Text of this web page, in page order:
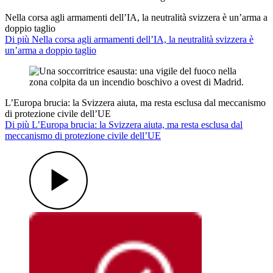
Nella corsa agli armamenti dell’IA, la neutralità svizzera è un’arma a
doppio taglio
Di più Nella corsa agli armamenti dell’IA, la neutralità svizzera è
un’arma a doppio taglio
L’Europa brucia: la Svizzera aiuta, ma resta esclusa dal meccanismo
di protezione civile dell’UE
Di più L’Europa brucia: la Svizzera aiuta, ma resta esclusa dal
meccanismo di protezione civile dell’UE